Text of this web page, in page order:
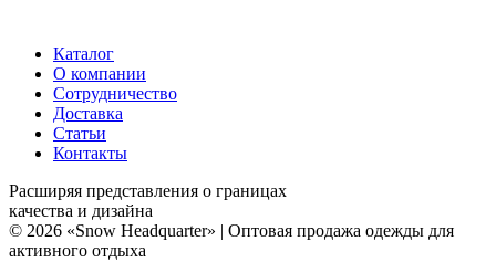
Каталог
О компании
Сотрудничество
Доставка
Статьи
Контакты
Расширяя представления о границах
качества и дизайна
© 2026 «Snow Headquarter» | Оптовая продажа одежды для
активного отдыха